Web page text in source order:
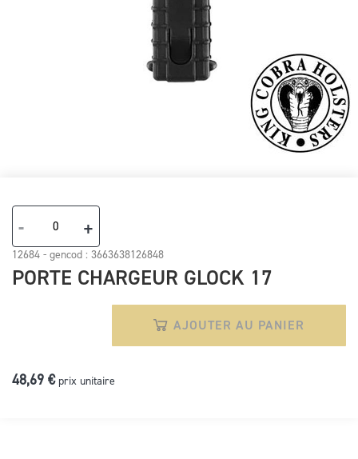
- +
12684 - gencod : 3663638126848
PORTE CHARGEUR GLOCK 17
AJOUTER AU PANIER
48,69 € prix unitaire
the
beginning
the
images